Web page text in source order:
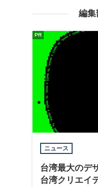
編集
ニュース
台湾最大のデ
台湾クリエイ
PR